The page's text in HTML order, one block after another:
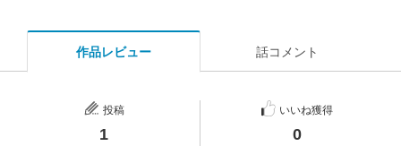
作品レビュー 話コメント
投稿
1
いいね獲得
0